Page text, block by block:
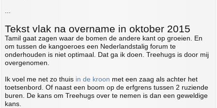
Tekst vlak na overname in oktober 2015
Tamil gaat zagen waar de bomen de andere kant op groeien. En
om tussen de kangoeroes een Nederlandstalig forum te
onderhouden is niet optimaal. Dat ga ik doen. Treehugs is door mij
overgenomen.
Ik voel me net zo thuis in de kroon met een zaag als achter het
toetsenbord. Of naast een boom op de erfgrens tussen 2 ruziende
buren. De kans om Treehugs over te nemen is dan een geweldige
kans.